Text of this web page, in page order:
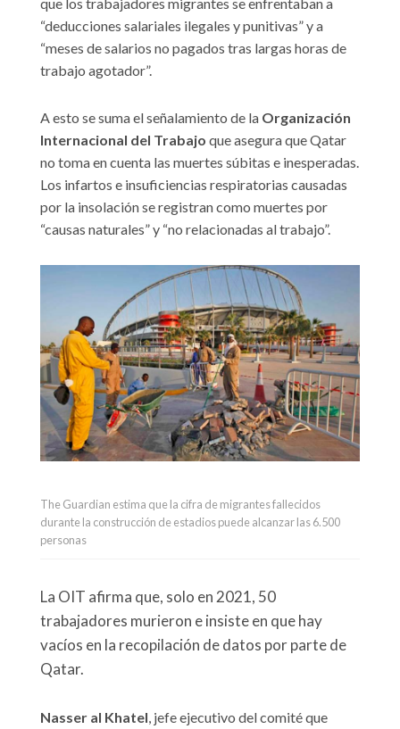
“deducciones salariales ilegales y punitivas” y a
“meses de salarios no pagados tras largas horas de
trabajo agotador”.
A esto se suma el señalamiento de la Organización
Internacional del Trabajo que asegura que Qatar
no toma en cuenta las muertes súbitas e inesperadas.
Los infartos e insuficiencias respiratorias causadas
por la insolación se registran como muertes por
“causas naturales” y “no relacionadas al trabajo”.
The Guardian estima que la cifra de migrantes fallecidos
durante la construcción de estadios puede alcanzar las 6.500
personas
La OIT afirma que, solo en 2021, 50
trabajadores murieron e insiste en que hay
vacíos en la recopilación de datos por parte de
Qatar.
Nasser al Khatel , jefe ejecutivo del comité que